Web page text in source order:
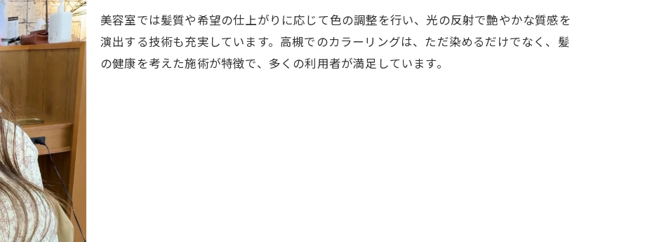
トレンドヘアカラーを高槻で叶える方法
美容室で話題のトレンドヘアカラーを体験しよう
高槻の美容室が提案する人気色選びのポイント
ヘアカラー色選び診断を美容室で受けるメリット
美容室で失敗しないトレンドカラーの選び方
韓国風カラーを高槻の美容室で楽しむ方法
ダメージレスカラーを望むなら美容室でケアを
美容室で髪に優しいダメージレスカラーを体験
高槻の美容室でケアメニューとカラーを両立する方法
トリートメント付きカラーで髪を守る美容室の選び方
美容室では髪質や希望の仕上がりに応じて色の調整を行い、光の反射で艶やかな質感を
演出する技術も充実しています。高槻でのカラーリングは、ただ染めるだけでなく、髪
の健康を考えた施術が特徴で、多くの利用者が満足しています。